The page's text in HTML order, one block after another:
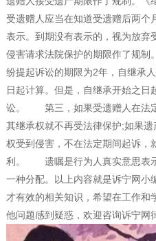
受遗赠人应当在知道受遗赠后两个
表示。到期没有表示的，视为放
侵害请求法院保护的期限作了规制
纷提起诉讼的期限为2年，自继承
日起计算。但是，自继承开始之日
讼。 第三，如果受遗赠人在法定
其继承权就不再受法律保护;如果
权受到侵害，不在法定期间起诉，
利。 遗嘱是行为人真实意思表
一种分配。以上内容就是诉宁网小
才有效的相关知识，希望在工作和
他问题感到疑惑，欢迎咨询诉宁网